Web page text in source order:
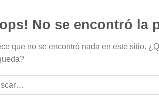
No se encontró la
que no se encontró nada en este sitio.